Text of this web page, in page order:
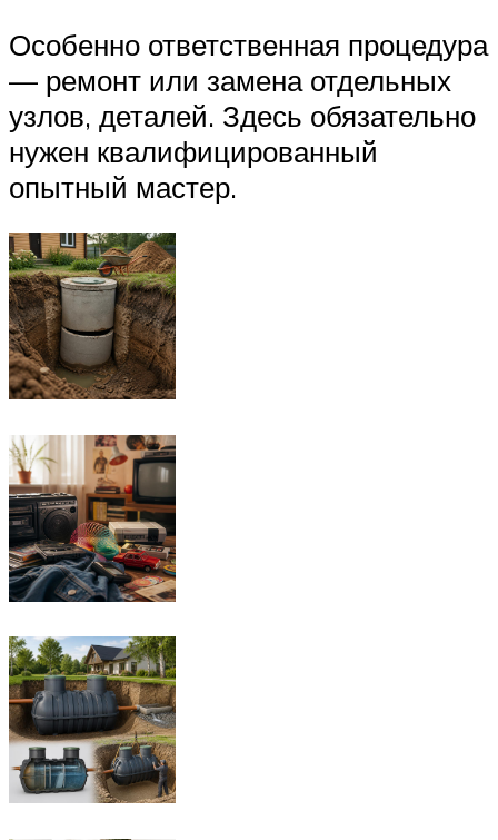
Особенно ответственная процедура
— ремонт или замена отдельных
узлов, деталей. Здесь обязательно
нужен квалифицированный
опытный мастер.